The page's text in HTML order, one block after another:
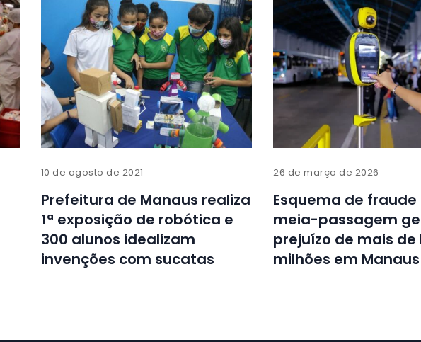
10 de agosto de 2021
Prefeitura de Manaus realiza
1ª exposição de robótica e
300 alunos idealizam
invenções com sucatas
26 de março de 2026
Esquema de fraude
meia-passagem
prejuízo de mais de
milhões em Manaus